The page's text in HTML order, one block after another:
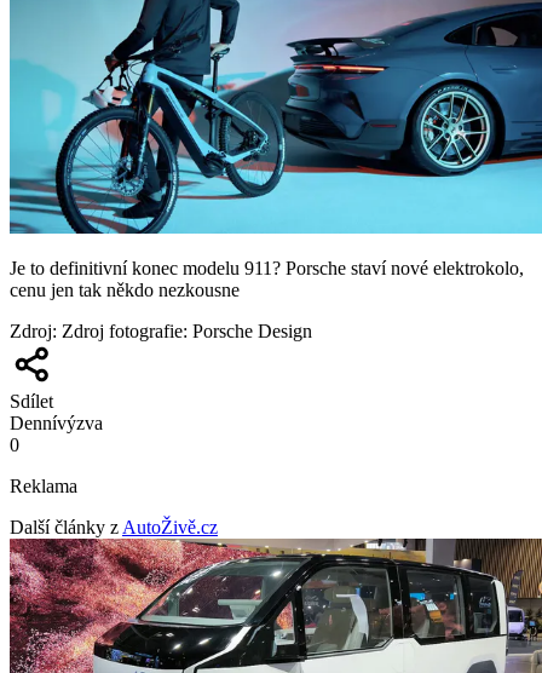
Je to definitivní konec modelu 911? Porsche staví nové elektrokolo,
cenu jen tak někdo nezkousne
Zdroj: Zdroj fotografie: Porsche Design
Sdílet
Dennívýzva
0
Reklama
Další články z AutoŽivě.cz